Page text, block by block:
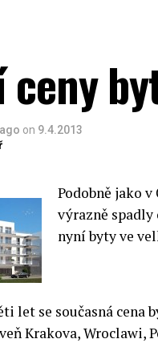
on 9.4.2013
Podobně jako
výrazně spadly
nyní byty ve
let se současná cena
Krakova, Wroclawi,